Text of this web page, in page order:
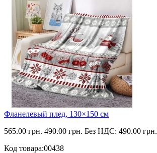
Фланелевый плед, 130×150 см
565.00 грн. 490.00 грн. Без НДС: 490.00 грн.
Код товара:00438